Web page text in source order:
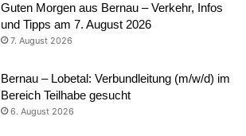
Guten Morgen aus Bernau – Verkehr, Infos
und Tipps am 7. August 2026
7. August 2026
Bernau – Lobetal: Verbundleitung (m/w/d) im
Bereich Teilhabe gesucht
6. August 2026